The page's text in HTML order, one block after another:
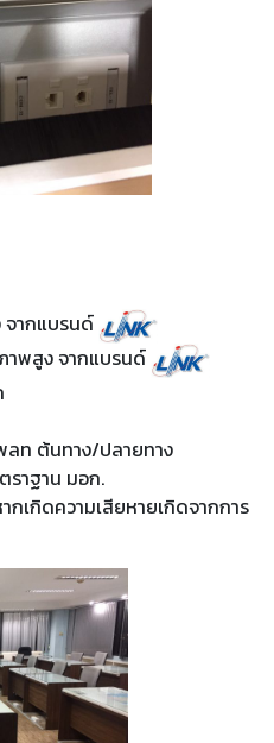
ากแบรนด์
พสูง จากแบรนด์
ท ต้นทาง/ปลายทาง
าฐาน มอก.
กเกิดความเสียหายเกิดจากการ